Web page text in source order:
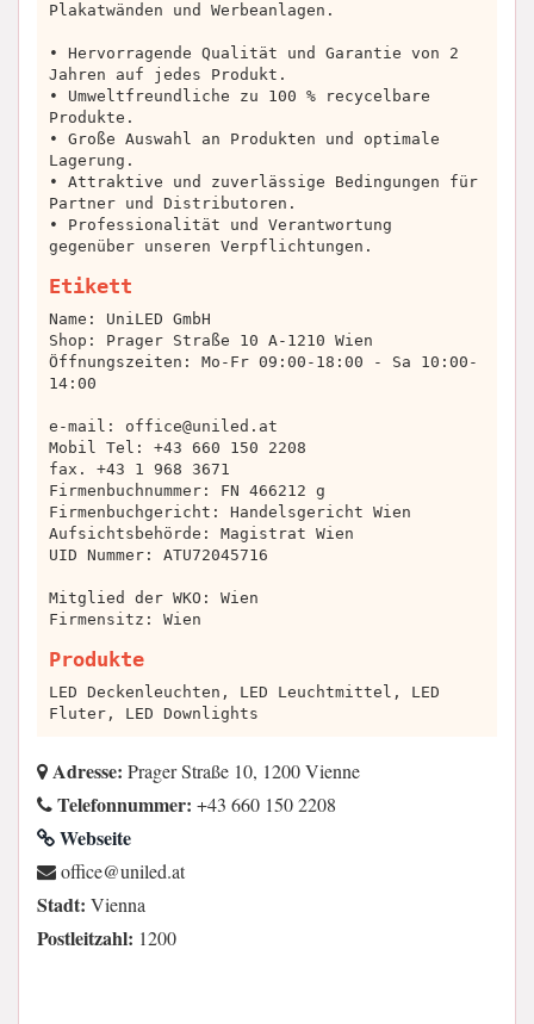
Plakatwänden und Werbeanlagen.
• Hervorragende Qualität und Garantie von 2
Jahren auf jedes Produkt.
• Umweltfreundliche zu 100 % recycelbare
Produkte.
• Große Auswahl an Produkten und optimale
Lagerung.
• Attraktive und zuverlässige Bedingungen für
Partner und Distributoren.
• Professionalität und Verantwortung
gegenüber unseren Verpflichtungen.
Etikett
Name: UniLED GmbH
Shop: Prager Straße 10 A-1210 Wien
Öffnungszeiten: Mo-Fr 09:00-18:00 - Sa 10:00-
14:00
e-mail: office@uniled.at
Mobil Tel: +43 660 150 2208
​fax. +43 1 968 3671
Firmenbuchnummer: FN 466212 g
Firmenbuchgericht: Handelsgericht Wien
Aufsichtsbehörde: Magistrat Wien
UID Nummer: ATU72045716
Mitglied der WKO: Wien
Firmensitz: Wien
Produkte
LED Deckenleuchten, LED Leuchtmittel, LED
Fluter, LED Downlights
Adresse: Prager Straße 10, 1200 Vienne
Telefonnummer: +43 660 150 2208
Webseite
ta.delinu@eciffo
Stadt: Vienna
Postleitzahl: 1200